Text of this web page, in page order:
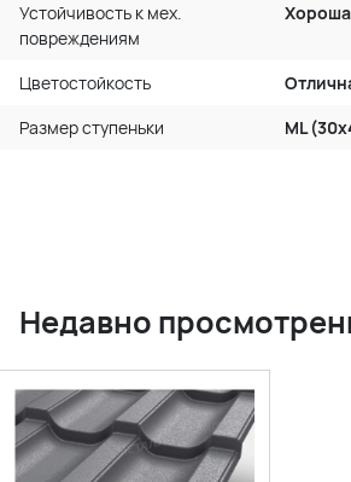
Устойчивость к мех.
повреждениям
Цветостойкость
Размер ступеньки
ML
Недавно